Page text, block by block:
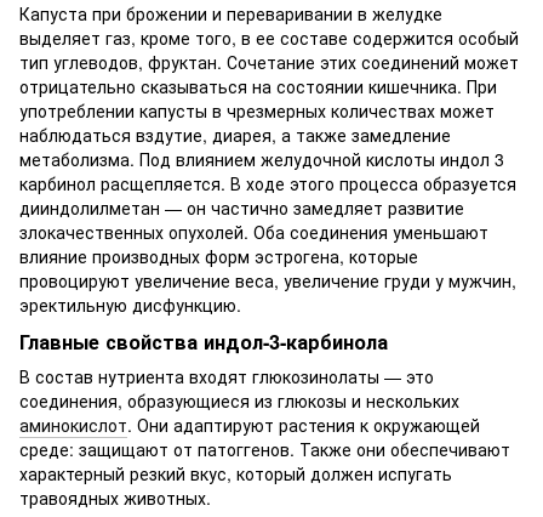
Капуста при брожении и переваривании в желудке
выделяет газ, кроме того, в ее составе содержится особый
тип углеводов, фруктан. Сочетание этих соединений может
отрицательно сказываться на состоянии кишечника. При
употреблении капусты в чрезмерных количествах может
наблюдаться вздутие, диарея, а также замедление
метаболизма. Под влиянием желудочной кислоты индол 3
карбинол расщепляется. В ходе этого процесса образуется
дииндолилметан — он частично замедляет развитие
злокачественных опухолей. Оба соединения уменьшают
влияние производных форм эстрогена, которые
провоцируют увеличение веса, увеличение груди у мужчин,
эректильную дисфункцию.
Главные свойства индол-3-карбинола
В состав нутриента входят глюкозинолаты — это
соединения, образующиеся из глюкозы и нескольких
аминокислот. Они адаптируют растения к окружающей
среде: защищают от патоггенов. Также они обеспечивают
характерный резкий вкус, который должен испугать
травоядных животных.